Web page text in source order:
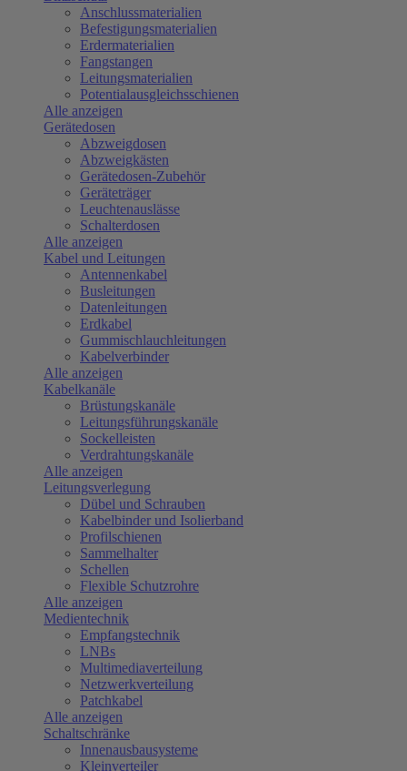
Anschlussmaterialien
Befestigungsmaterialien
Erdermaterialien
Fangstangen
Leitungsmaterialien
Potentialausgleichsschienen
Alle anzeigen
Gerätedosen
Abzweigdosen
Abzweigkästen
Gerätedosen-Zubehör
Geräteträger
Leuchtenauslässe
Schalterdosen
Alle anzeigen
Kabel und Leitungen
Antennenkabel
Busleitungen
Datenleitungen
Erdkabel
Gummischlauchleitungen
Kabelverbinder
Alle anzeigen
Kabelkanäle
Brüstungskanäle
Leitungsführungskanäle
Sockelleisten
Verdrahtungskanäle
Alle anzeigen
Leitungsverlegung
Dübel und Schrauben
Kabelbinder und Isolierband
Profilschienen
Sammelhalter
Schellen
Flexible Schutzrohre
Alle anzeigen
Medientechnik
Empfangstechnik
LNBs
Multimediaverteilung
Netzwerkverteilung
Patchkabel
Alle anzeigen
Schaltschränke
Innenausbausysteme
Kleinverteiler